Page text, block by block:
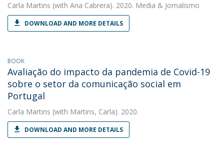
Carla Martins (with Ana Cabrera). 2020. Media & Jornalismo
DOWNLOAD AND MORE DETAILS
BOOK
Avaliação do impacto da pandemia de Covid-19
sobre o setor da comunicação social em
Portugal
Carla Martins (with Martins, Carla). 2020.
DOWNLOAD AND MORE DETAILS